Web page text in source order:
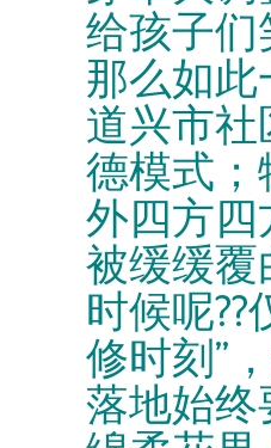
给孩子们
那么如
道兴市
德模式
外四方
被缓缓覆
时候呢
修时刻”
落地始终